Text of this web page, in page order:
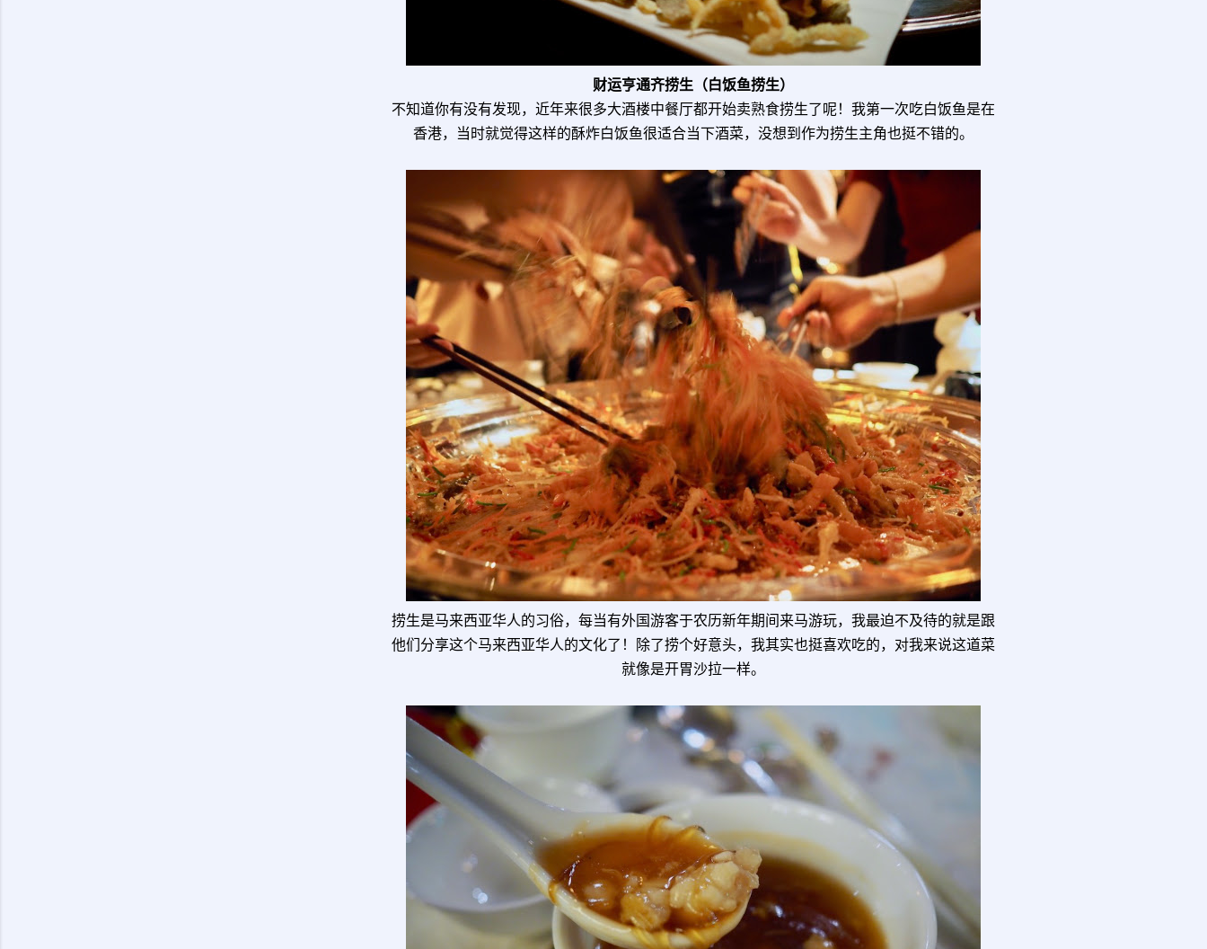
财运亨通齐捞生（白饭鱼捞生）
不知道你有没有发现，近年来很多大酒楼中餐厅都开始卖熟食捞生了呢！我第一次吃白饭鱼是在
香港，当时就觉得这样的酥炸白饭鱼很适合当下酒菜，没想到作为捞生主角也挺不错的。
捞生是马来西亚华人的习俗，每当有外国游客于农历新年期间来马游玩，我最迫不及待的就是跟
他们分享这个马来西亚华人的文化了！除了捞个好意头，我其实也挺喜欢吃的，对我来说这道菜
就像是开胃沙拉一样。